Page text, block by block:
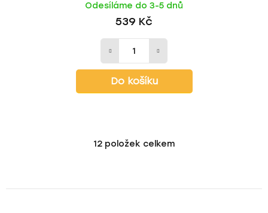
Odesíláme do 3-5 dnů
539 Kč
Do košíku
O
á
12 položek celkem